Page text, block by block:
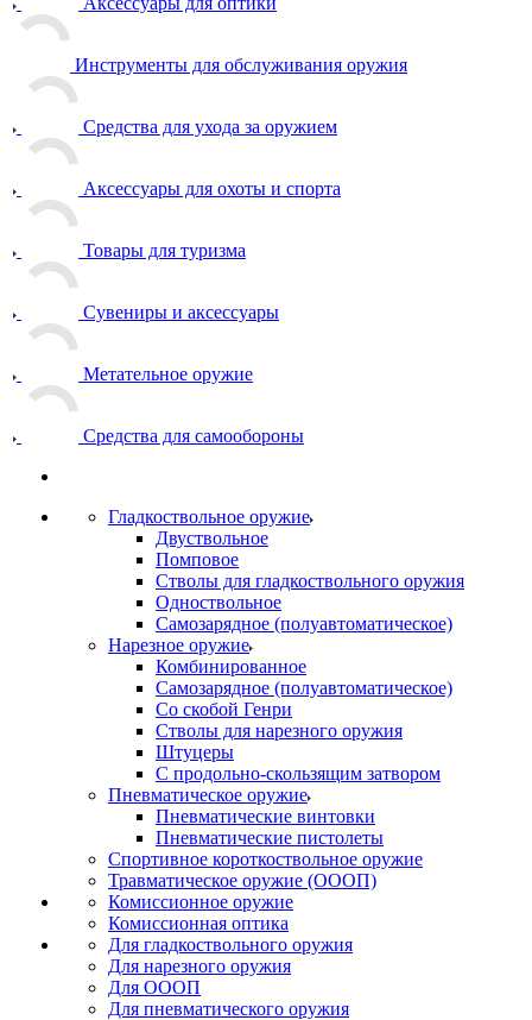
Инструменты для обслуживания оружия
Средства для ухода за оружием
Аксессуары для охоты и спорта
Товары для туризма
Сувениры и аксессуары
Метательное оружие
Средства для самообороны
Гладкоствольное оружие
Двуствольное
Помповое
Стволы для гладкоствольного оружия
Одноствольное
Самозарядное (полуавтоматическое)
Нарезное оружие
Комбинированное
Самозарядное (полуавтоматическое)
Со скобой Генри
Стволы для нарезного оружия
Штуцеры
С продольно-скользящим затвором
Пневматическое оружие
Пневматические винтовки
Пневматические пистолеты
Спортивное короткоствольное оружие
Травматическое оружие (ОООП)
Комиссионное оружие
Комиссионная оптика
Для гладкоствольного оружия
Для нарезного оружия
Для ОООП
Для пневматического оружия